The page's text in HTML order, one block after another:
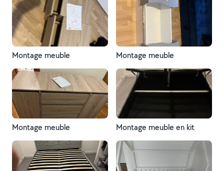
Montage meuble Montage meuble
Montage meuble Montage meuble en kit